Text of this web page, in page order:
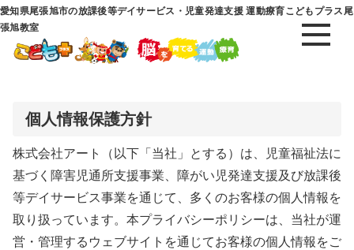
愛知県尾張旭市の放課後等デイサービス・児童発達支援 運動療育こどもプラス尾
張旭教室
個人情報保護方針
株式会社アート（以下「当社」とする）は、児童福祉法に
基づく障害児通所支援事業、障がい児発達支援及び放課後
等デイサービス事業を通じて、多くのお客様の個人情報を
取り扱っています。本プライバシーポリシーは、当社が運
営・管理するウェブサイトを通じてお客様の個人情報をご